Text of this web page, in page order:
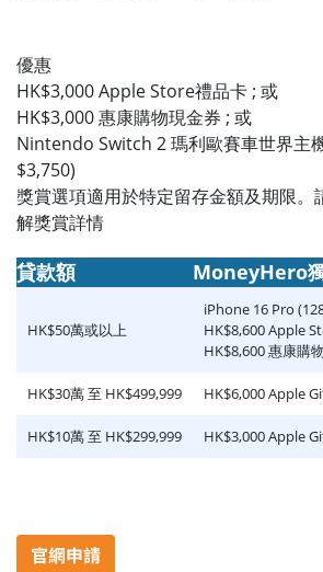
優惠
HK$3,000 Apple Store禮品卡 ; 或
HK$3,000 惠康購物現金券 ; 或
Nintendo Switch 2 瑪利歐賽車世界主
$3,750)
獎賞選項適用於特定留存金額及期限。
解獎賞詳情
貸款額 MoneyHero
HK$50萬或以上
iPhone 16 Pro
HK$8,600 Apple
HK$8,600 惠康購
HK$30萬 至 HK$499,999 HK$6,000 Apple
HK$10萬 至 HK$299,999 HK$3,000 Apple